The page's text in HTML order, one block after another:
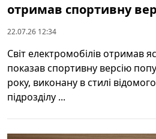
отримав спортивну
22.07.26 12:34
Світ електромобілів отримав
показав спортивну версію
року, виконану в стилі
підрозділу ...